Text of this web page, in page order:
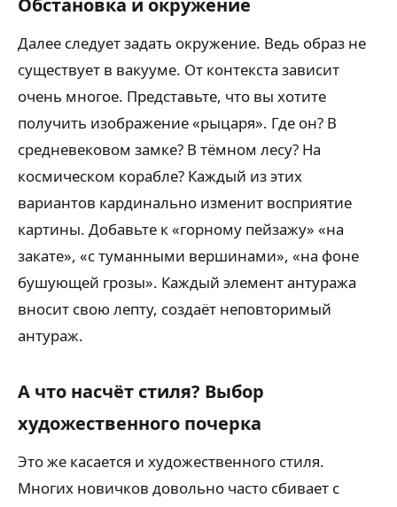
Обстановка и окружение
Далее следует задать окружение. Ведь образ не
существует в вакууме. От контекста зависит
очень многое. Представьте, что вы хотите
получить изображение «рыцаря». Где он? В
средневековом замке? В тёмном лесу? На
космическом корабле? Каждый из этих
вариантов кардинально изменит восприятие
картины. Добавьте к «горному пейзажу» «на
закате», «с туманными вершинами», «на фоне
бушующей грозы». Каждый элемент антуража
вносит свою лепту, создаёт неповторимый
антураж.
А что насчёт стиля? Выбор
художественного почерка
Это же касается и художественного стиля.
Многих новичков довольно часто сбивает с